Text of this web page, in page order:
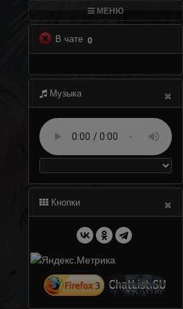
МЕНЮ
В чате 0
Музыка ×
Кнопки ×